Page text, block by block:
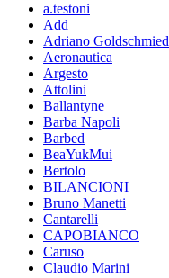
a.testoni
Add
Adriano Goldschmied
Aeronautica
Argesto
Attolini
Ballantyne
Barba Napoli
Barbed
BeaYukMui
Bertolo
BILANCIONI
Bruno Manetti
Cantarelli
CAPOBIANCO
Caruso
Claudio Marini